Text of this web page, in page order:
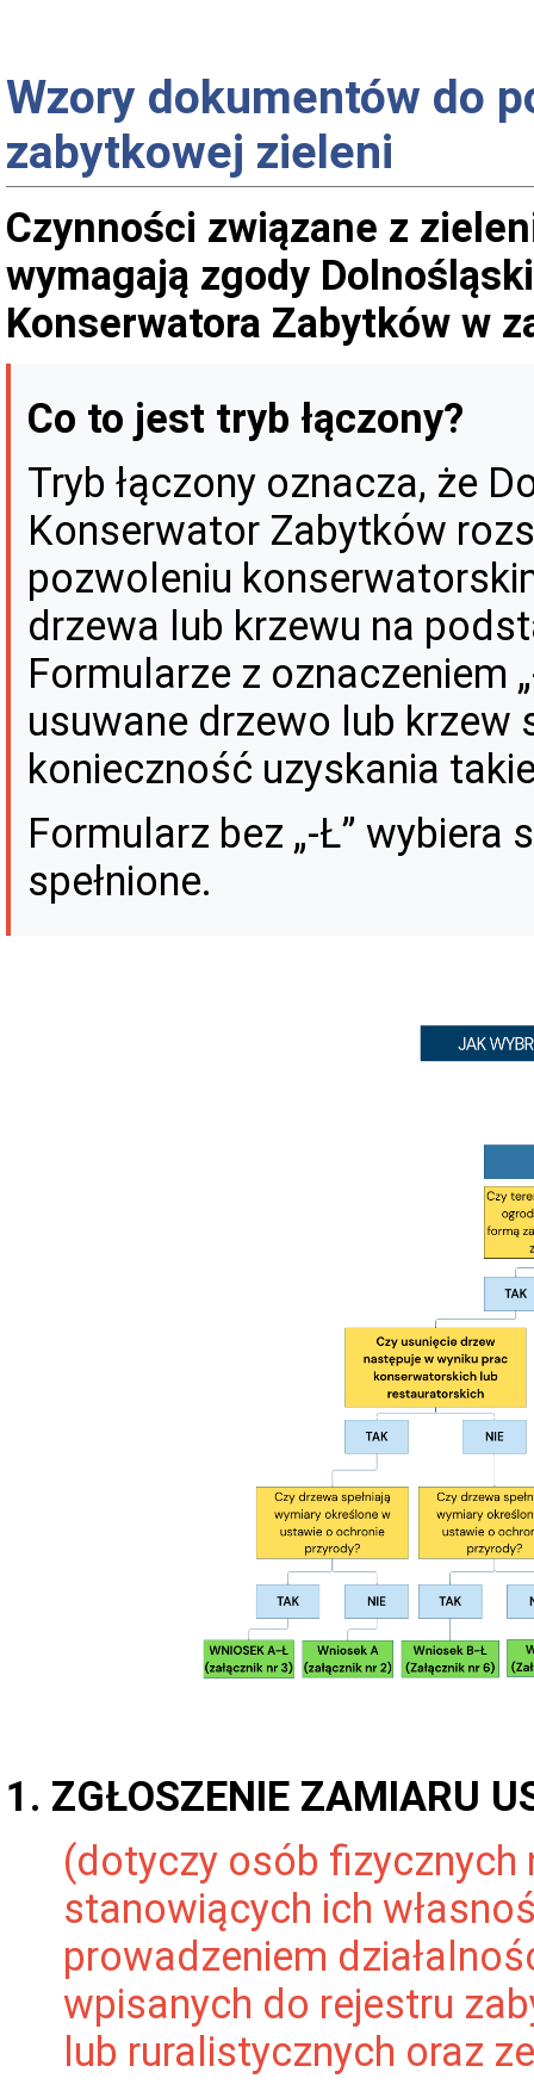
Wzory dokumentów do
zabytkowej zieleni
Czynności związane z
wymagają zgody
Konserwatora Zabytków w
Co to jest tryb łączony?
Tryb łączony oznacza, że
Konserwator Zabytków
pozwoleniu
drzewa lub krzewu na
Formularze z oznaczeniem
usuwane drzewo lub krzew
konieczność uzyskania
Formularz bez „-Ł” wybiera
spełnione.
1. ZGŁOSZENIE ZAMIARU
(dotyczy osób fizycznych
stanowiących ich
prowadzeniem
wpisanych do rejestru
lub ruralistycznych oraz